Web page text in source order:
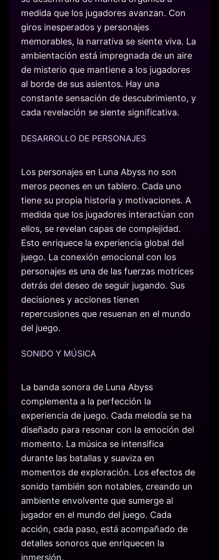
medida que los jugadores avanzan. Con
giros inesperados y personajes
memorables, la narrativa se siente viva. La
ambientación está impregnada de un aire
de misterio que mantiene a los jugadores
al borde de sus asientos. Hay una
constante sensación de descubrimiento, y
cada revelación se siente significativa.
DESARROLLO DE PERSONAJES
Los personajes en Luna Abyss no son
meros peones en un tablero. Cada uno
tiene su propia historia y motivaciones. A
medida que los jugadores interactúan con
ellos, se revelan capas de complejidad.
Esto enriquece la experiencia global del
juego. La conexión emocional con los
personajes es una de las fuerzas motrices
detrás del deseo de seguir jugando. Sus
decisiones y acciones tienen
repercusiones que resuenan en el mundo
del juego.
SONIDO Y MÚSICA
La banda sonora de Luna Abyss
complementa a la perfección la
experiencia de juego. Cada melodía se ha
diseñado para resonar con la emoción del
momento. La música se intensifica
durante las batallas y suaviza en
momentos de exploración. Los efectos de
sonido también son notables, creando un
ambiente envolvente que sumerge al
jugador en el mundo del juego. Cada
acción, cada paso, está acompañado de
detalles sonoros que enriquecen la
inmersión.